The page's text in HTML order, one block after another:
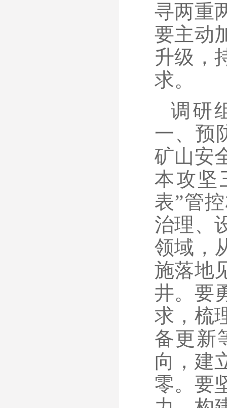
寻两重
要主动
升级，
求。
调研
一、预
矿山安
本攻坚
表”管
治理、
领域，
施落地
井。要
求，梳
备更新
向，建
零。要